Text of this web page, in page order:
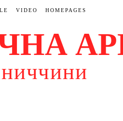
VIDEO HOMEPAGES